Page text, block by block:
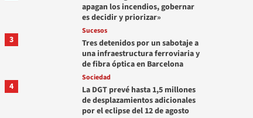
apagan los incendios, gobernar
es decidir y priorizar»
3
Sucesos
Tres detenidos por un sabotaje a
una infraestructura ferroviaria y
de fibra óptica en Barcelona
4
Sociedad
La DGT prevé hasta 1,5 millones
de desplazamientos adicionales
por el eclipse del 12 de agosto